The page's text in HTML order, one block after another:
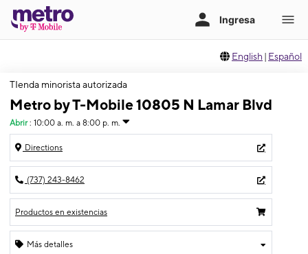
English | Español
TIenda minorista autorizada
Metro by T-Mobile 10805 N Lamar Blvd
Abrir : 10:00 a. m. a 8:00 p. m.
Directions
(737) 243-8462
Productos en existencias
Más detalles